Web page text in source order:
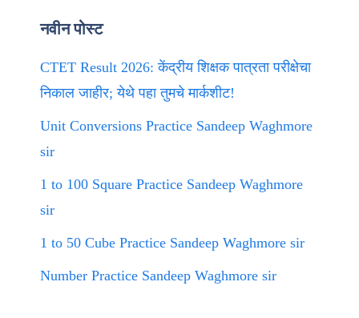
नवीन पोस्ट
CTET Result 2026: केंद्रीय शिक्षक पात्रता परीक्षेचा
निकाल जाहीर; येथे पहा तुमचे मार्कशीट!
Unit Conversions Practice Sandeep Waghmore
sir
1 to 100 Square Practice Sandeep Waghmore
sir
1 to 50 Cube Practice Sandeep Waghmore sir
Number Practice Sandeep Waghmore sir